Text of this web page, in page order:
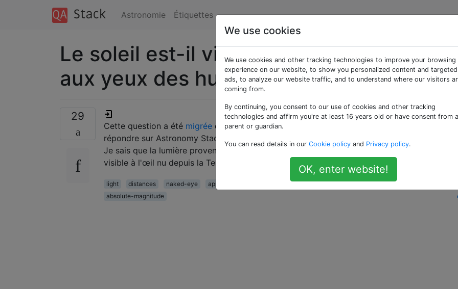
Astronomie Étiquettes
Le soleil est-il visible de Proxima
aux yeux des humains?
29
Cette question a été migrée depuis Space Exploration Stack Exchange car il est possible d'y
répondre sur Astronomy Stack Exchange.
Je sais que la lumière provenant de Proxima Centauri n'est pas assez brillante pour la rendre
visible à l'œil nu depuis la Terre. Le soleil à l'œil nu est-il visible depuis Proxima Centauri?
light distances naked-eye
apparent-magnitude
absolute-magnitude
We use cookies
We use cookies and other tracking technologies to improve your browsing
experience on our website, to show you personalized content and targeted
ads, to analyze our website traffic, and to understand where our visitors
coming from.
By continuing, you consent to our use of cookies and other tracking
technologies and affirm you're at least 16 years old or have consent from a
parent or guardian.
You can read details in our Cookie policy and Privacy policy.
OK, enter website!